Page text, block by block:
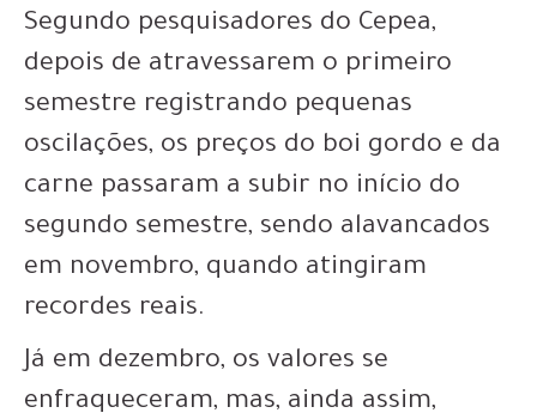
Segundo pesquisadores do Cepea,
depois de atravessarem o primeiro
semestre registrando pequenas
oscilações, os preços do boi gordo e da
carne passaram a subir no início do
segundo semestre, sendo alavancados
em novembro, quando atingiram
recordes reais.
Já em dezembro, os valores se
enfraqueceram, mas, ainda assim,